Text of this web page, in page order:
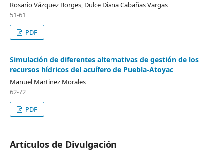
Rosario Vázquez Borges, Dulce Diana Cabañas Vargas
51-61
PDF
Simulación de diferentes alternativas de gestión de los
recursos hídricos del acuífero de Puebla-Atoyac
Manuel Martinez Morales
62-72
PDF
Artículos de Divulgación